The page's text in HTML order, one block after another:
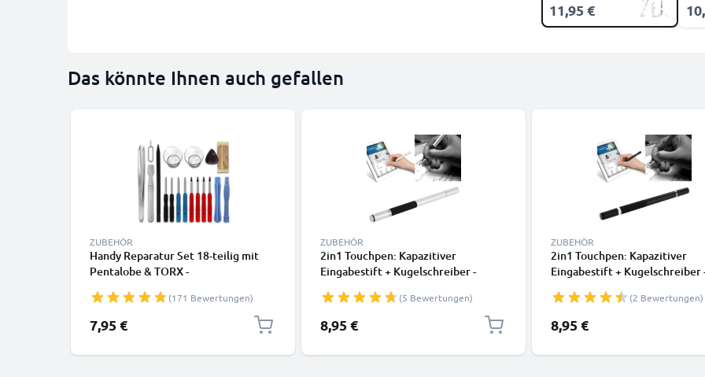
11,95 €
Das könnte Ihnen auch gefallen
ZUBEHÖR
Handy Reparatur Set 18-teilig mit
Pentalobe & TORX -
Saugnapf, Pinzette & Kleber |
Smartphone Reparatur Werkzeug
(171 Bewertungen)
7,95 €
ZUBEHÖR
2in1 Touchpen: Kapazitiver
Eingabestift + Kugelschreiber -
Touchstift für Smartphone, eReader
Tablet & Co. - Ersatzstift, Stylus Pen
für Touchscreen Stift
(5 Bewertungen)
8,95 €
ZUBEHÖR
2in1 Touchpen: Kapazitiver
Eingabestift + Kugelschreiber
Touchstift für Smartphone,
Tablet & Co. - Ersatzstift,
für Touchscreen Stift
(2 Bewertungen)
8,95 €